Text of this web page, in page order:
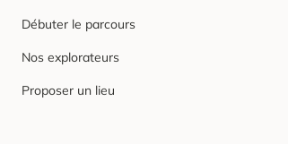
Débuter le parcours
Nos explorateurs
Proposer un lieu